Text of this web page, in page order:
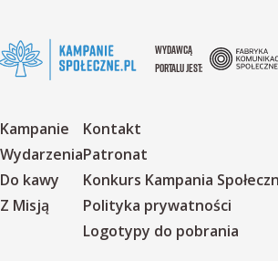
WYDAWCĄ
PORTALU JEST:
Kampanie
Wydarzenia
Do kawy
Z Misją
Kontakt
Patronat
Konkurs Kampania
Polityka prywatności
Logotypy do pobrania